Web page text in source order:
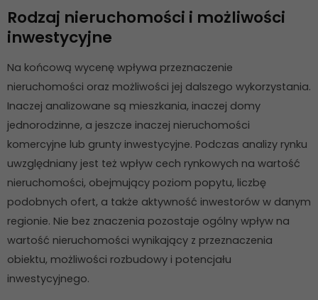
Rodzaj nieruchomości i możliwości
inwestycyjne
Na końcową wycenę wpływa przeznaczenie
nieruchomości oraz możliwości jej dalszego wykorzystania.
Inaczej analizowane są mieszkania, inaczej domy
jednorodzinne, a jeszcze inaczej nieruchomości
komercyjne lub grunty inwestycyjne. Podczas analizy rynku
uwzględniany jest też wpływ cech rynkowych na wartość
nieruchomości, obejmujący poziom popytu, liczbę
podobnych ofert, a także aktywność inwestorów w danym
regionie. Nie bez znaczenia pozostaje ogólny wpływ na
wartość nieruchomości wynikający z przeznaczenia
obiektu, możliwości rozbudowy i potencjału
inwestycyjnego.